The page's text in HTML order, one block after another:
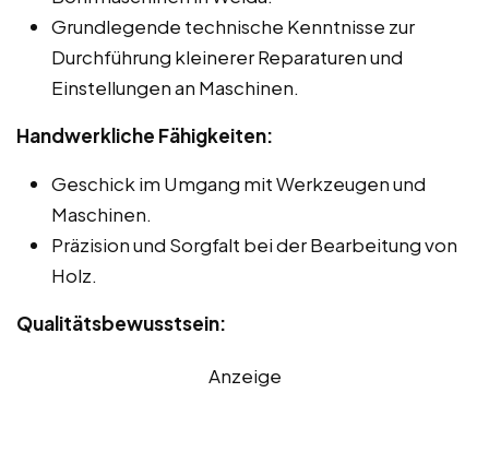
Grundlegende technische Kenntnisse zur
Durchführung kleinerer Reparaturen und
Einstellungen an Maschinen.
Handwerkliche Fähigkeiten:
Geschick im Umgang mit Werkzeugen und
Maschinen.
Präzision und Sorgfalt bei der Bearbeitung von
Holz.
Qualitätsbewusstsein:
Anzeige